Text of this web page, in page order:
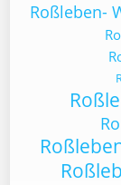
Roßleben-